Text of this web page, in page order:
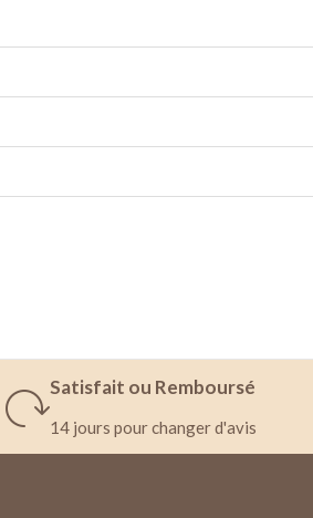
Satisfait ou Remboursé
14 jours pour changer d'avis